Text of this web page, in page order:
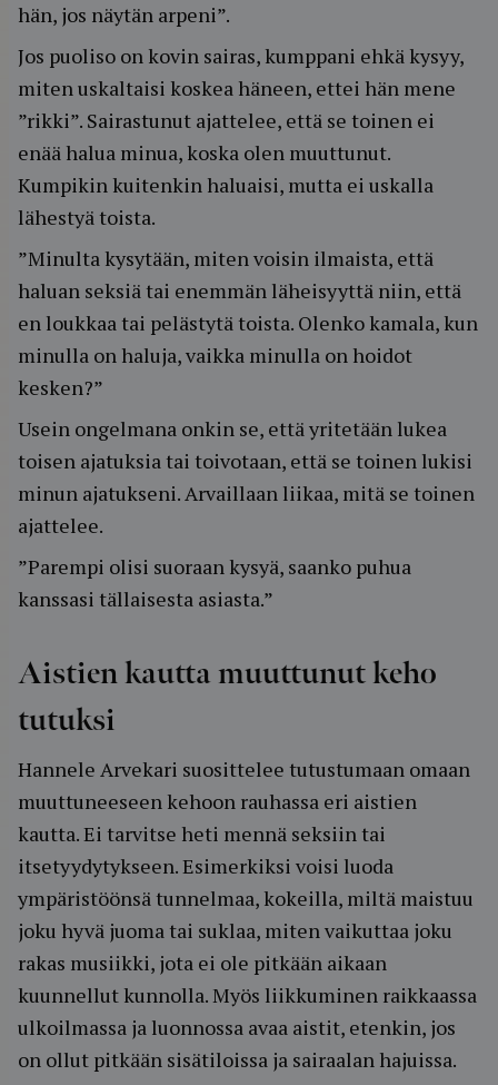
hän, jos näytän arpeni”.
Jos puoliso on kovin sairas, kumppani ehkä kysyy,
miten uskaltaisi koskea häneen, ettei hän mene
”rikki”. Sairastunut ajattelee, että se toinen ei
enää halua minua, koska olen muuttunut.
Kumpikin kuitenkin haluaisi, mutta ei uskalla
lähestyä toista.
”Minulta kysytään, miten voisin ilmaista, että
haluan seksiä tai enemmän läheisyyttä niin, että
en loukkaa tai pelästytä toista. Olenko kamala, kun
minulla on haluja, vaikka minulla on hoidot
kesken?”
Usein ongelmana onkin se, että yritetään lukea
toisen ajatuksia tai toivotaan, että se toinen lukisi
minun ajatukseni. Arvaillaan liikaa, mitä se toinen
ajattelee.
”Parempi olisi suoraan kysyä, saanko puhua
kanssasi tällaisesta asiasta.”
Aistien kautta muuttunut keho
tutuksi
Hannele Arvekari suosittelee tutustumaan omaan
muuttuneeseen kehoon rauhassa eri aistien
kautta. Ei tarvitse heti mennä seksiin tai
itsetyydytykseen. Esimerkiksi voisi luoda
ympäristöönsä tunnelmaa, kokeilla, miltä maistuu
joku hyvä juoma tai suklaa, miten vaikuttaa joku
rakas musiikki, jota ei ole pitkään aikaan
kuunnellut kunnolla. Myös liikkuminen raikkaassa
ulkoilmassa ja luonnossa avaa aistit, etenkin, jos
on ollut pitkään sisätiloissa ja sairaalan hajuissa.